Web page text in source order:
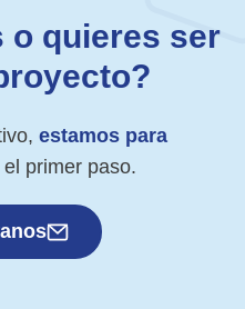
o quieres ser
estamos para
el primer paso.